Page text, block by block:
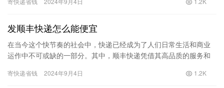
多人仍…
发顺丰快递怎么能便宜
在当今这个快节奏的社会中，快递已经成为了人们日常生活和商业
运作中不可或缺的一部分。其中，顺丰快递凭借其高品质的服务和
格相对…
寄快递省钱 2024年9月4日 1.2K